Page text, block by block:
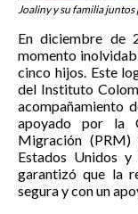
Joaliny y su familia
En diciembre de
momento
cinco hijos. Este
del Instituto
acompañamiento
apoyado por la
Migración
Estados Unidos
garantizó que la
segura y con un